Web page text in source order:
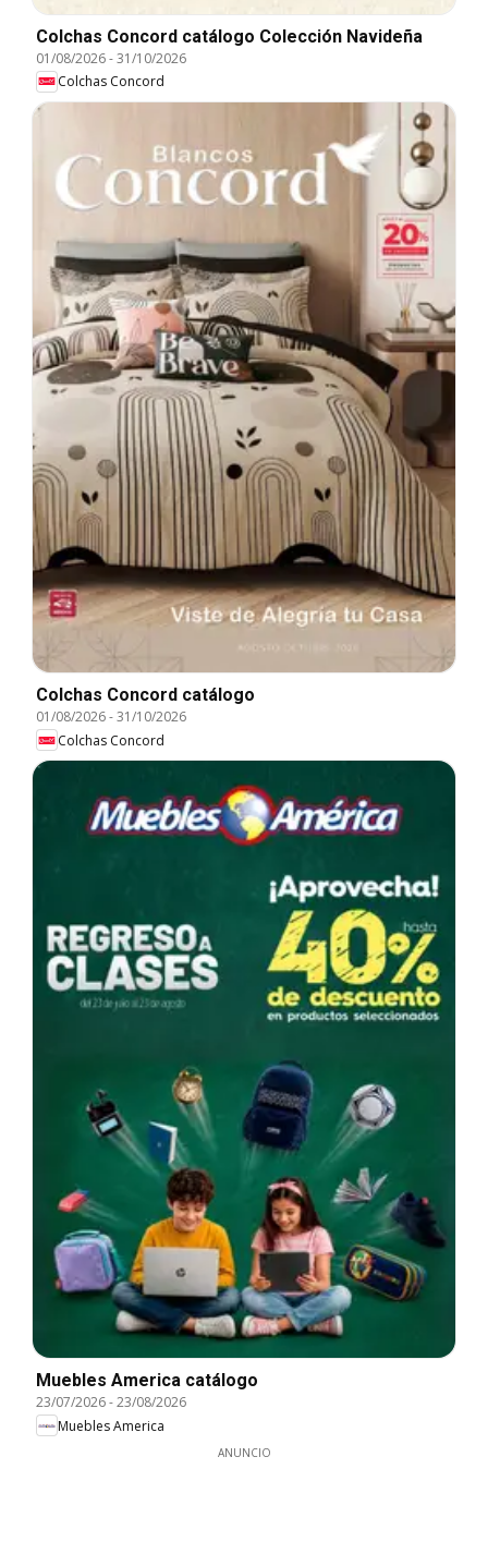
Colchas Concord catálogo Colección Navideña
01/08/2026-31/10/2026
Colchas Concord
Colchas Concord catálogo
01/08/2026-31/10/2026
Colchas Concord
Muebles America catálogo
23/07/2026-23/08/2026
Muebles America
ANUNCIO